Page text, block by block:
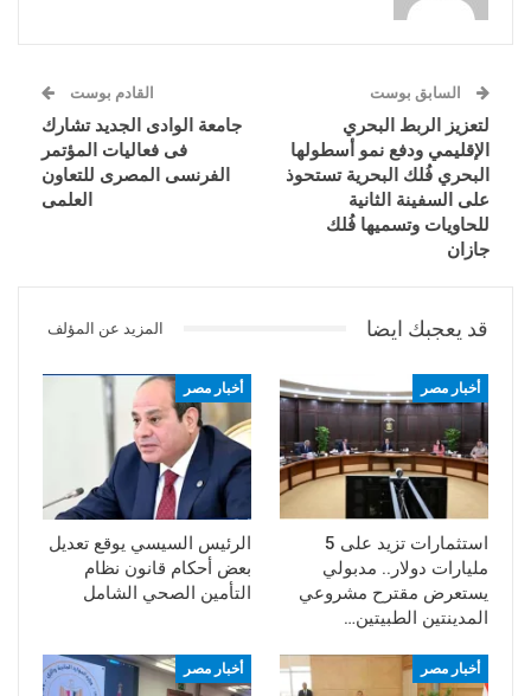
السابق بوست
لتعزيز الربط البحري
الإقليمي ودفع نمو أسطولها
البحري فُلك البحرية تستحوذ
على السفينة الثانية
للحاويات وتسميها فُلك
جازان
القادم بوست
جامعة الوادى الجديد تشارك
فى فعاليات المؤتمر
الفرنسى المصرى للتعاون
العلمى
قد يعجبك ايضا المزيد عن المؤلف
أخبار مصر
استثمارات تزيد على 5
مليارات دولار.. مدبولي
يستعرض مقترح مشروعي
المدينتين الطبيتين…
أخبار مصر
الرئيس السيسي يوقع تعديل
بعض أحكام قانون نظام
التأمين الصحي الشامل
أخبار مصر أخبار مصر